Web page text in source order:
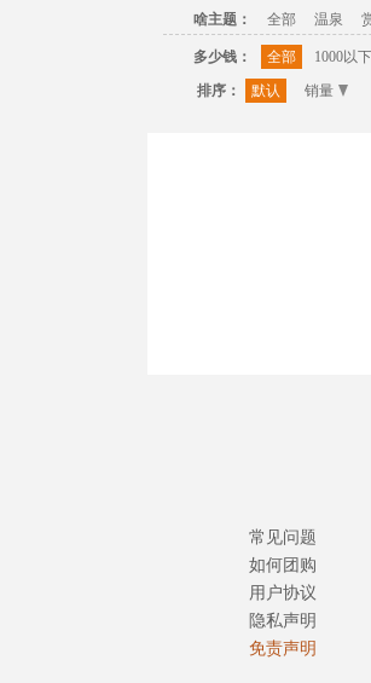
啥主题： 全部 温泉
多少钱： 全部 1000以下
排序：
默认 销量
常见问题
如何团购
用户协议
隐私声明
免责声明